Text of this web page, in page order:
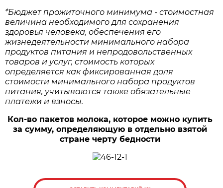
*Бюджет прожиточного минимума - стоимостная
величина необходимого для сохранения
здоровья человека, обеспечения его
жизнедеятельности минимального набора
продуктов питания и непродовольственных
товаров и услуг, стоимость которых
определяется как фиксированная доля
стоимости минимального набора продуктов
питания, учитываются также обязательные
платежи и взносы.
Кол-во пакетов молока, которое можно купить
за сумму, определяющую в отдельно взятой
стране черту бедности